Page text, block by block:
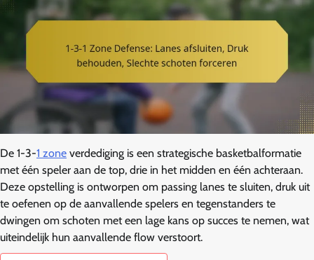
De 1-3-1 zone verdediging is een strategische basketbalformatie
met één speler aan de top, drie in het midden en één achteraan.
Deze opstelling is ontworpen om passing lanes te sluiten, druk uit
te oefenen op de aanvallende spelers en tegenstanders te
dwingen om schoten met een lage kans op succes te nemen, wat
uiteindelijk hun aanvallende flow verstoort.